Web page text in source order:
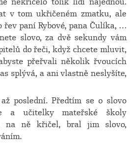
v tom ukřičeném zmatku, ale
paní Rybové, pana Čulíka, …
slovo, za dvě sekundy vám
do řeči, když chcete mluvit,
přeřvali několik řvoucích
splývá, a ani vlastně neslyšíte,
poslední. Předtím se o slovo
a učitelky mateřské školy
na ně křičel, bral jim slovo,